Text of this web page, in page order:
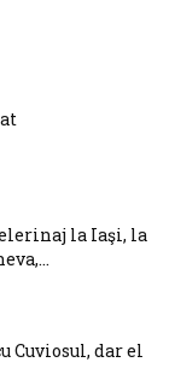
la Iaşi, la
Cuviosul, dar el